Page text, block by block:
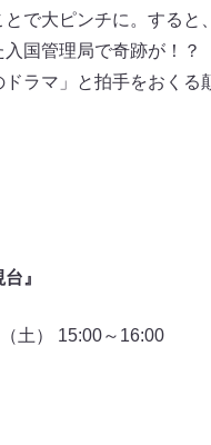
で大ピンチに。すると
入国管理局で奇跡が！
ラマ」と拍手をおくる
』
土） 15:00～16:00